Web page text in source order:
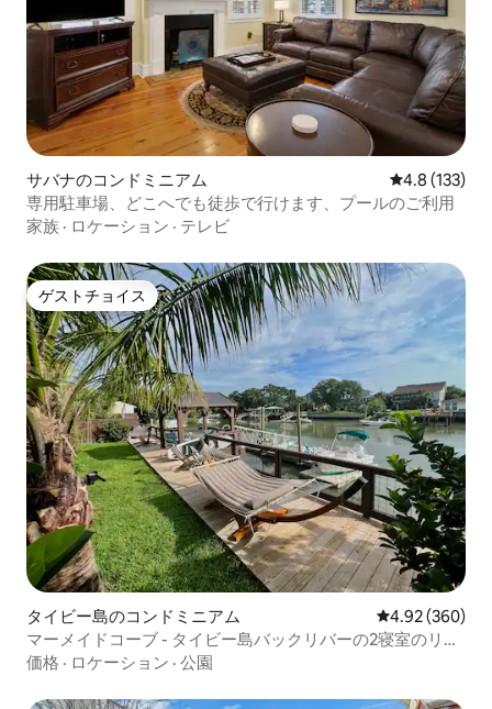
サバナのコンドミニアム レビュー133
4.8 (133)
専用駐車場、どこへでも徒歩で行けます、プールのご利用
家族 · ロケーション · テレビ
ゲストチョイス
ゲストチョイス
タイビー島のコンドミニアム レビュー360
4.92 (360)
マーメイドコーブ - タイビー島バックリバーの2寝室のリト
リート
価格 · ロケーション · 公園